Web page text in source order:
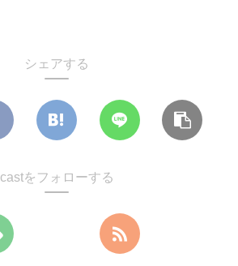
シェアする
castをフォローする